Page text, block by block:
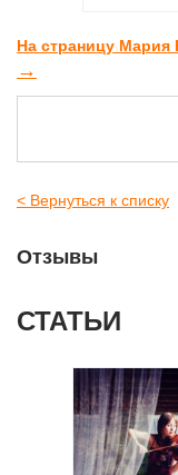
На страницу Мария
→
< Вернуться к списку
Отзывы
СТАТЬИ